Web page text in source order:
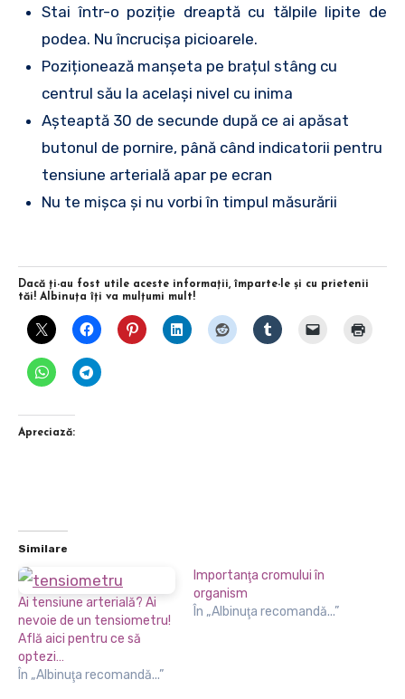
Stai într-o poziție dreaptă cu tălpile lipite de
podea. Nu încrucișa picioarele.
Poziționează manșeta pe brațul stâng cu
centrul său la același nivel cu inima
Aşteaptă 30 de secunde după ce ai apăsat
butonul de pornire, până când indicatorii pentru
tensiune arterială apar pe ecran
Nu te mișca și nu vorbi în timpul măsurării
Dacă ţi-au fost utile aceste informaţii, împarte-le şi cu prietenii
tăi! Albinuţa îţi va mulţumi mult!
Apreciază:
Similare
Ai tensiune arterială? Ai
nevoie de un tensiometru!
Află aici pentru ce să
optezi…
În „Albinuţa recomandă...”
Importanţa cromului în
organism
În „Albinuţa recomandă...”